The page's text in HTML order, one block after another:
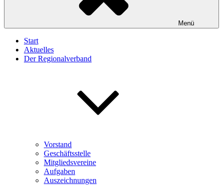
Menü
Start
Aktuelles
Der Regionalverband
Vorstand
Geschäftsstelle
Mitgliedsvereine
Aufgaben
Auszeichnungen